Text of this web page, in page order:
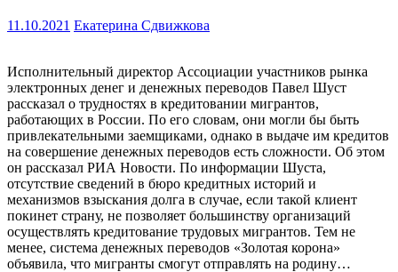
11.10.2021 Екатерина Сдвижкова
Исполнительный директор Ассоциации участников рынка
электронных денег и денежных переводов Павел Шуст
рассказал о трудностях в кредитовании мигрантов,
работающих в России. По его словам, они могли бы быть
привлекательными заемщиками, однако в выдаче им кредитов
на совершение денежных переводов есть сложности. Об этом
он рассказал РИА Новости. По информации Шуста,
отсутствие сведений в бюро кредитных историй и
механизмов взыскания долга в случае, если такой клиент
покинет страну, не позволяет большинству организаций
осуществлять кредитование трудовых мигрантов. Тем не
менее, система денежных переводов «Золотая корона»
объявила, что мигранты смогут отправлять на родину…